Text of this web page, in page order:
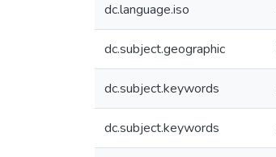
dc.language.iso
dc.subject.geographic
dc.subject.keywords
dc.subject.keywords